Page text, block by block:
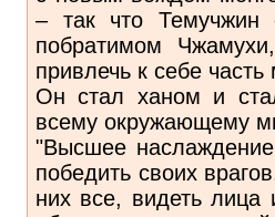
– так что Темучжин
побратимом
привлечь к себе часть
Он стал ханом и
всему окружающему
"Высшее
победить своих
них все, видеть лица